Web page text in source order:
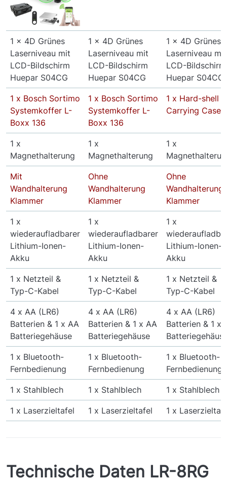
1 x 4D Grünes
Laserniveau mit
LCD-Bildschirm
Huepar S04CG
1 x 4D Grünes
Laserniveau mit
LCD-Bildschirm
Huepar S04CG
1 x 4D Grünes
Laserniveau mit
LCD-Bildschirm
Huepar S04CG
1 x Bosch Sortimo
Systemkoffer L-
Boxx 136
1 x Bosch Sortimo
Systemkoffer L-
Boxx 136
1 x Hard-shell
Carrying Case
1 x
Magnethalterung
1 x
Magnethalterung
1 x
Mit
Wandhalterung
Klammer
Ohne
Wandhalterung
Klammer
Ohne
Wandhalterung
Klammer
1 x
wiederaufladbarer
Lithium-Ionen-
Akku
1 x
wiederaufladbarer
Lithium-Ionen-
Akku
1 x
Lithium-Ionen-
Akku
1 x Netzteil &
Typ-C-Kabel
1 x Netzteil &
Typ-C-Kabel
1 x Netzteil &
Typ-C-Kabel
4 x AA (LR6)
Batterien & 1 x AA
Batteriegehäuse
4 x AA (LR6)
Batterien & 1 x AA
Batteriegehäuse
4 x AA (LR6)
Batterien & 1 x
1 x Bluetooth-
Fernbedienung
1 x Bluetooth-
Fernbedienung
1 x Bluetooth-
Fernbedienung
1 x Stahlblech 1 x Stahlblech 1 x Stahlblech
1 x Laserzieltafel 1 x Laserzieltafel 1 x
Technische Daten LR-8RG